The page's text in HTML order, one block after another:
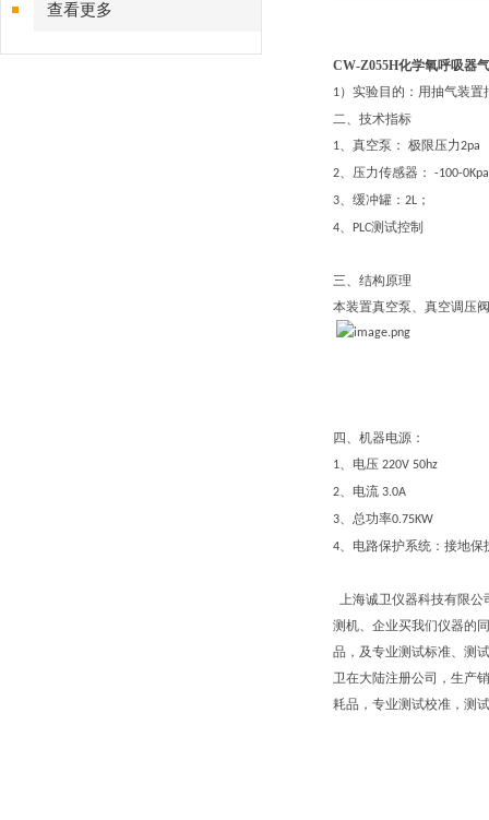
查看更多
CW-Z055H化学氧呼吸器
1）实验目的：用抽气装
二、技术指标
1、 真空泵： 极限压力2pa
2、 压力传感器： -100-
3、缓冲罐： 2L ；
4、 PLC测试控制
三、结构原理
本装置真空泵、真空调压
四、 机器电源：
1、电压 220V 50hz
2、电流 3.0A
3、总功率0.75KW
4、电路保护系统：接地保
上海诚卫仪器科技有限公
测机、企业买我们仪器的
品，及专业测试标准、测
卫在大陆注册公司，生产
耗品，专业测试校准，测